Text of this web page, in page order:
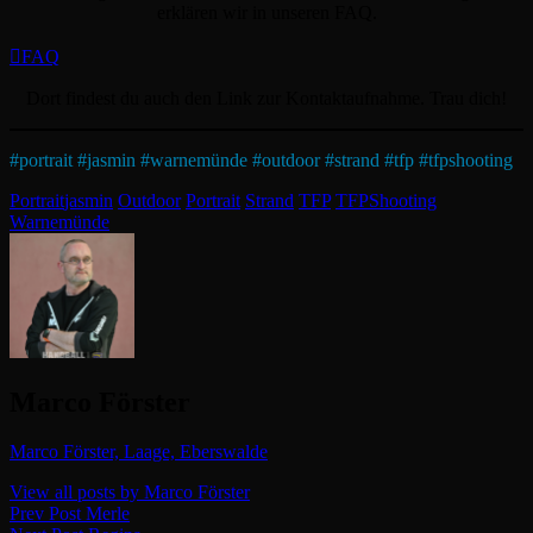
FAQ
#portrait #jasmin #warnemünde #outdoor#strand #tfp #tfpshooting
Categories
PortraitTags,
jasmin Outdoor Portrait Strand TFP TFPShooting
Warnemünde
Marco Förster, Laage, Eberswalde
View all posts by Marco Förster
Beitragsnavigation
Previous
Prev Post Merle